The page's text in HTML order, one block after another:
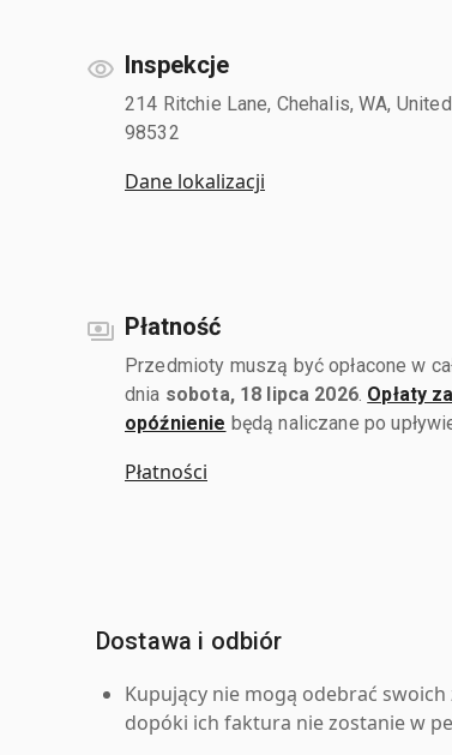
Inspekcje
214 Ritchie Lane, Chehalis, WA,
98532
Dane lokalizacji
Płatność
Przedmioty muszą być opłacone w
dnia sobota, 18 lipca 2026. Opłaty za
opóźnienie będą naliczane po
Płatności
Dostawa i odbiór
Kupujący nie mogą odebrać
dopóki ich faktura nie zostanie w